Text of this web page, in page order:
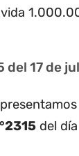
del 17 de
del día